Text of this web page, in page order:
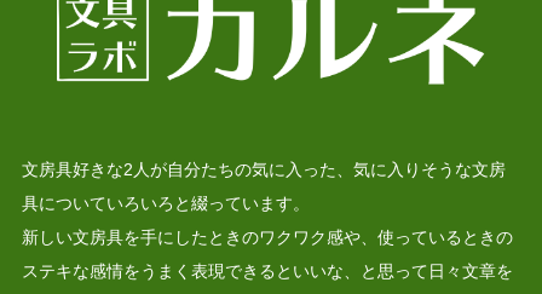
文房具好きな2人が自分たちの気に入った、気に入りそうな文房
具についていろいろと綴っています。
新しい文房具を手にしたときのワクワク感や、使っているときの
ステキな感情をうまく表現できるといいな、と思って日々文章を